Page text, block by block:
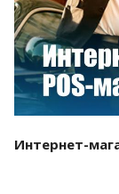
Интернет-